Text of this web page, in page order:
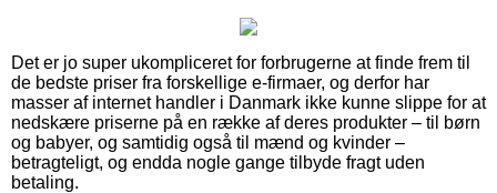
Det er jo super ukompliceret for forbrugerne at finde frem til
de bedste priser fra forskellige e-firmaer, og derfor har
masser af internet handler i Danmark ikke kunne slippe for at
nedskære priserne på en række af deres produkter – til børn
og babyer, og samtidig også til mænd og kvinder –
betragteligt, og endda nogle gange tilbyde fragt uden
betaling.